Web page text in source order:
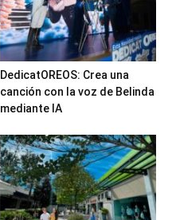
DedicatOREOS: Crea una
canción con la voz de Belinda
mediante IA